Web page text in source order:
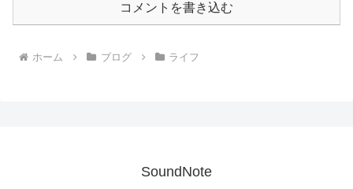
コメントを書き込む
ホーム ブログ ライフ
SoundNote